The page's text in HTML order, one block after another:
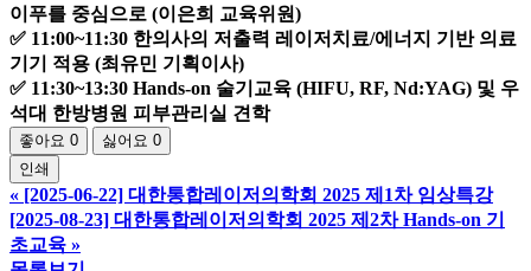
이푸를 중심으로 (이은희 교육위원)
✅ 11:00~11:30 한의사의 저출력 레이저치료/에너지 기반 의료
기기 적용 (최유민 기획이사)
✅ 11:30~13:30 Hands-on 술기교육 (HIFU, RF, Nd:YAG) 및 우
석대 한방병원 피부관리실 견학
좋아요 0 싫어요 0
인쇄
« [2025-06-22] 대한통합레이저의학회 2025 제1차 임상특강
[2025-08-23] 대한통합레이저의학회 2025 제2차 Hands-on 기
초교육 »